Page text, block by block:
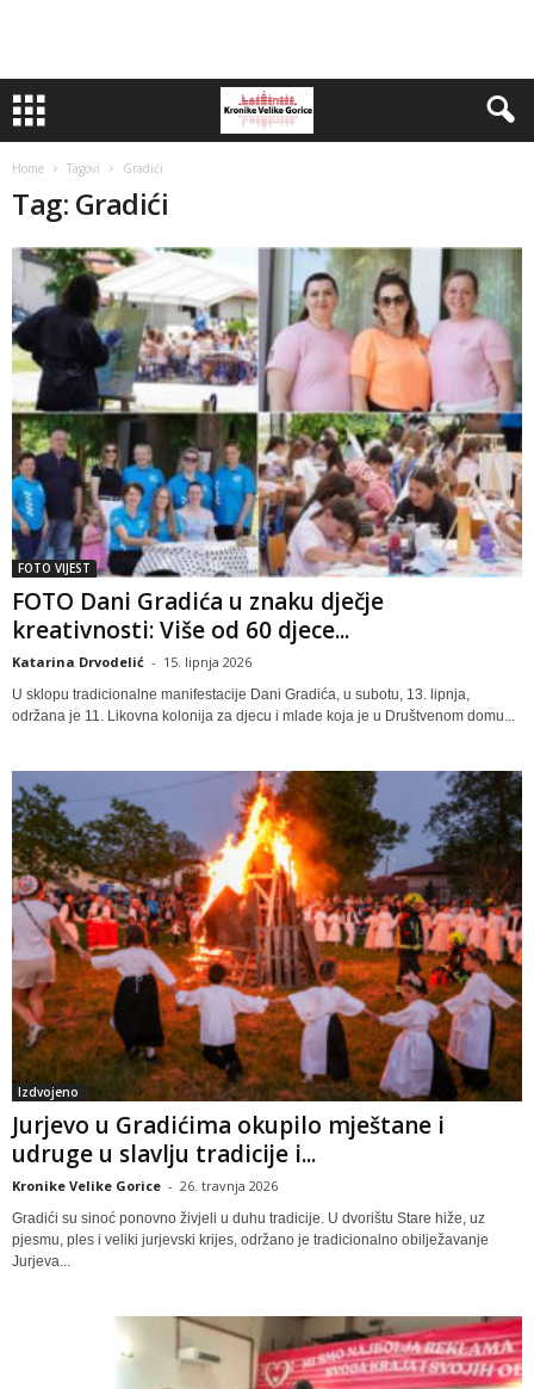
Home Tagovi Gradići
Tag: Gradići
FOTO VIJEST
FOTO Dani Gradića u znaku dječje
kreativnosti: Više od 60 djece...
Katarina Drvodelić - 15. lipnja 2026
U sklopu tradicionalne manifestacije Dani Gradića, u subotu, 13. lipnja,
održana je 11. Likovna kolonija za djecu i mlade koja je u Društvenom domu...
Izdvojeno
Jurjevo u Gradićima okupilo mještane i
udruge u slavlju tradicije i...
Kronike Velike Gorice - 26. travnja 2026
Gradići su sinoć ponovno živjeli u duhu tradicije. U dvorištu Stare hiže, uz
pjesmu, ples i veliki jurjevski krijes, održano je tradicionalno obilježavanje
Jurjeva...